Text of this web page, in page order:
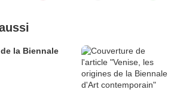
la Biennale